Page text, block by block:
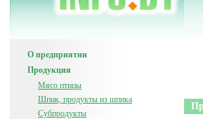
О предприятии
Продукция
Мясо птицы
Шпик, продукты из шпика
Субпродукты